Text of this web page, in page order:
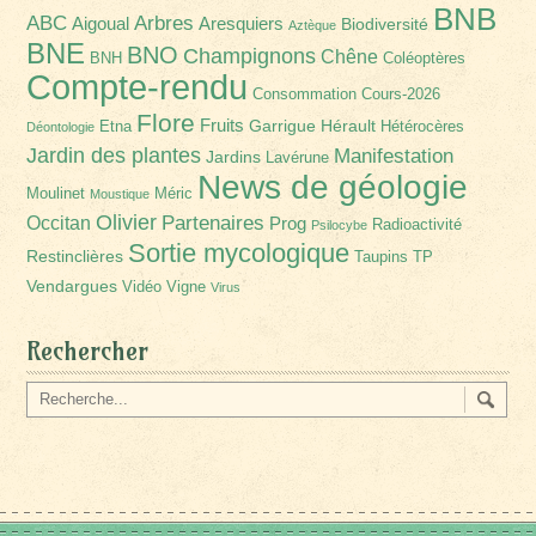
ABC Aigoual Arbres Aresquiers Aztèque Biodiversité BNB
BNE BNH BNO Champignons Chêne Coléoptères
Compte-rendu Consommation Cours-2026
Déontologie Etna Flore Fruits Garrigue Hérault Hétérocères
Jardin des plantes Jardins Lavérune Manifestation
Moulinet Moustique Méric News de géologie
Occitan Olivier Partenaires Prog Psilocybe Radioactivité
Restinclières Sortie mycologique Taupins TP
Vendargues Vidéo Vigne Virus
Rechercher